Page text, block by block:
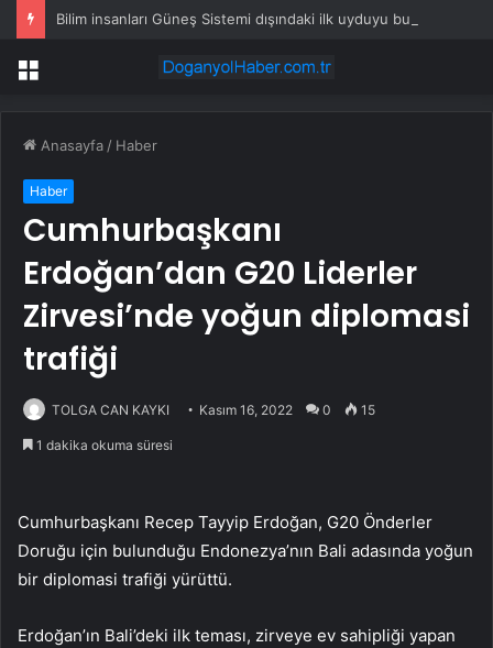
Menü
Anasayfa / Haber
Haber
Cumhurbaşkanı
Erdoğan’dan G20 Liderler
Zirvesi’nde yoğun diplomasi
trafiği
TOLGA CAN KAYKI Kasım 16, 2022 0 15
1 dakika okuma süresi
Cumhurbaşkanı Recep Tayyip Erdoğan, G20 Önderler
Doruğu için bulunduğu Endonezya’nın Bali adasında yoğun
bir diplomasi trafiği yürüttü.
Erdoğan’ın Bali’deki ilk teması, zirveye ev sahipliği yapan